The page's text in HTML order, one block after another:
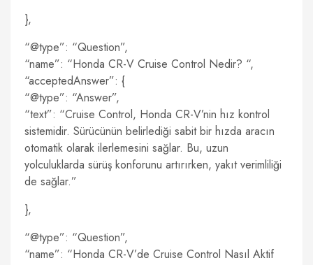
},
“@type”: “Question”,
“name”: “Honda CR-V Cruise Control Nedir? “,
“acceptedAnswer”: {
“@type”: “Answer”,
“text”: “Cruise Control, Honda CR-V’nin hız kontrol
sistemidir. Sürücünün belirlediği sabit bir hızda aracın
otomatik olarak ilerlemesini sağlar. Bu, uzun
yolculuklarda sürüş konforunu artırırken, yakıt verimliliği
de sağlar.”
},
“@type”: “Question”,
“name”: “Honda CR-V’de Cruise Control Nasıl Aktif